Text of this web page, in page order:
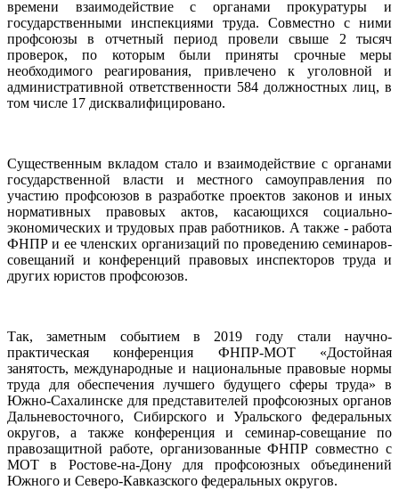
времени взаимодействие с органами прокуратуры и
государственными инспекциями труда. Совместно с ними
профсоюзы в отчетный период провели свыше 2 тысяч
проверок, по которым были приняты срочные меры
необходимого реагирования, привлечено к уголовной и
административной ответственности 584 должностных лиц, в
том числе 17 дисквалифицировано.
Существенным вкладом стало и взаимодействие с органами
государственной власти и местного самоуправления по
участию профсоюзов в разработке проектов законов и иных
нормативных правовых актов, касающихся социально-
экономических и трудовых прав работников. А также - работа
ФНПР и ее членских организаций по проведению семинаров-
совещаний и конференций правовых инспекторов труда и
других юристов профсоюзов.
Так, заметным событием в 2019 году стали научно-
практическая конференция ФНПР-МОТ «Достойная
занятость, международные и национальные правовые нормы
труда для обеспечения лучшего будущего сферы труда» в
Южно-Сахалинске для представителей профсоюзных органов
Дальневосточного, Сибирского и Уральского федеральных
округов, а также конференция и семинар-совещание по
правозащитной работе, организованные ФНПР совместно с
МОТ в Ростове-на-Дону для профсоюзных объединений
Южного и Северо-Кавказского федеральных округов.